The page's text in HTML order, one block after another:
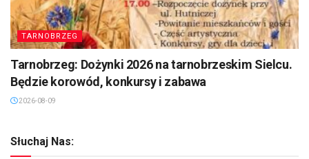
TARNOBRZEG
Tarnobrzeg: Dożynki 2026 na tarnobrzeskim Sielcu.
Będzie korowód, konkursy i zabawa
2026-08-09
Słuchaj Nas: